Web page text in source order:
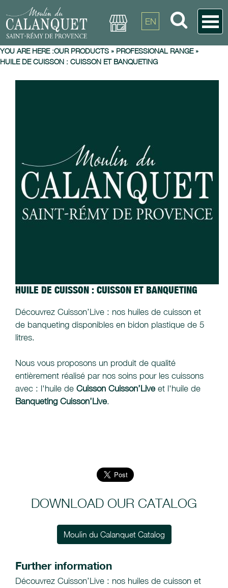
EN
YOU ARE HERE :OUR PRODUCTS » PROFESSIONAL RANGE»
HUILE DE CUISSON : CUISSON ET BANQUETING
HUILE DE CUISSON : CUISSON ET BANQUETING
Découvrez Cuisson’Live : nos huiles de cuisson et
de banqueting disponibles en bidon plastique de 5
litres.
Nous vous proposons un produit de qualité
entièrement réalisé par nos soins pour les cuissons
avec : l'huile de Cuisson Cuisson’Live et l'huile de
Banqueting Cuisson’Live.
DOWNLOAD OUR CATALOG
Moulin du Calanquet Catalog
Further information
Découvrez Cuisson’Live : nos huiles de cuisson et